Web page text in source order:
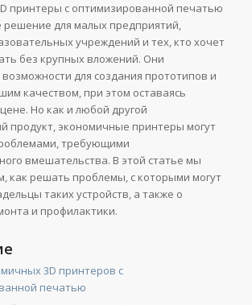
принтеры с оптимизированной печатью
для малых предприятий,
учреждений и тех, кто хочет
без крупных вложений. Они
для создания прототипов и
качеством, при этом оставаясь
Но как и любой другой
продукт, экономичные принтеры могут
требующими
вмешательства. В этой статье мы
как решать проблемы, с которыми могут
таких устройств, а также о
и профилактики.
3D принтеров с
печатью